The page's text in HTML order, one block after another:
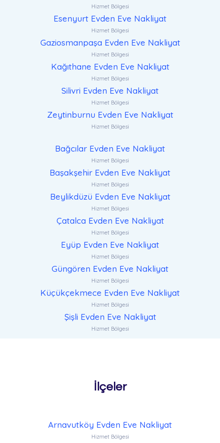
Hizmet Bölgesi
Esenyurt Evden Eve Nakliyat
Hizmet Bölgesi
Gaziosmanpaşa Evden Eve Nakliyat
Hizmet Bölgesi
Kağıthane Evden Eve Nakliyat
Hizmet Bölgesi
Silivri Evden Eve Nakliyat
Hizmet Bölgesi
Zeytinburnu Evden Eve Nakliyat
Hizmet Bölgesi
Bağcılar Evden Eve Nakliyat
Hizmet Bölgesi
Başakşehir Evden Eve Nakliyat
Hizmet Bölgesi
Beylikdüzü Evden Eve Nakliyat
Hizmet Bölgesi
Çatalca Evden Eve Nakliyat
Hizmet Bölgesi
Eyüp Evden Eve Nakliyat
Hizmet Bölgesi
Güngören Evden Eve Nakliyat
Hizmet Bölgesi
Küçükçekmece Evden Eve Nakliyat
Hizmet Bölgesi
Şişli Evden Eve Nakliyat
Hizmet Bölgesi
İlçeler
Arnavutköy Evden Eve Nakliyat
Hizmet Bölgesi